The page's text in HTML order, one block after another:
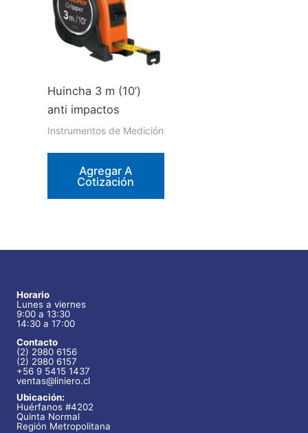
Huincha 3 m (10’)
anti impactos
Instrumentos de Medición
Agregar A
Cotización
Horario
Lunes a viernes
9:00 a 13:30
14:30 a 17:00
Contacto
(2) 2980 6156
(2) 2980 6157
+56 9 5415 1437
ventas@liniero.cl
Ubicación:
Huérfanos #4202
Quinta Normal
Región Metropolitana